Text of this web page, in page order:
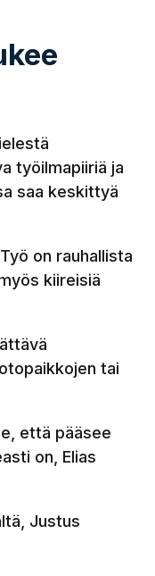
työilmapiiriä ja
saa keskittyä
on rauhallista
kiireisiä
tai
että pääsee
on, Elias
Justus